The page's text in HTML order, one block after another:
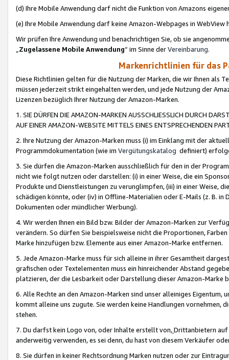
(d) Ihre Mobile Anwendung darf nicht die Funktion von Amazons
(e) Ihre Mobile Anwendung darf keine Amazon-Webpages in WebView
Wir prüfen Ihre Anwendung und benachrichtigen Sie, ob sie
„Zugelassene Mobile Anwendung“ im Sinne derVereinbarung.
Markenrichtlinien für das
Diese Richtlinien gelten für die Nutzung der Marken, die wir Ihnen als
müssen jederzeit strikt eingehalten werden, und jede Nutzung der
Lizenzen bezüglich Ihrer Nutzung der Amazon-Marken.
1. SIE DÜRFEN DIE AMAZON-MARKEN AUSSCHLIESSLICH DURCH
AUF EINER AMAZON-WEBSITE MITTELS EINES ENTSPRECHENDEN
2. Ihre Nutzung der Amazon-Marken muss (i) im Einklang mit der
Programmdokumentation (wie im Vergütungskatalog definiert)
3. Sie dürfen die Amazon-Marken ausschließlich für den in der
nicht wie folgt nutzen oder darstellen: (i) in einer Weise, die ein
Produkte und Dienstleistungen zu verunglimpfen, (iii) in einer Weise,
schädigen könnte, oder (iv) in Offline-Materialien oder E-Mails (z. B. in
Dokumenten oder mündlicher Werbung).
4. Wir werden Ihnen ein Bild bzw. Bilder der Amazon-Marken zur
verändern. So dürfen Sie beispielsweise nicht die Proportionen,
Marke hinzufügen bzw. Elemente aus einer Amazon-Marke entfernen.
5. Jede Amazon-Marke muss für sich alleine in ihrer Gesamtheit
grafischen oder Textelementen muss ein hinreichender Abstand
platzieren, der die Lesbarkeit oder Darstellung dieser Amazon-Marke
6. Alle Rechte an den Amazon-Marken sind unser alleiniges
kommt alleine uns zugute. Sie werden keine Handlungen vornehmen,
stehen.
7. Du darfst kein Logo von, oder Inhalte erstellt von,Drittanbietern auf
anderweitig verwenden, es sei denn, du hast von diesem Verkäufer
8. Sie dürfen in keiner Rechtsordnung Marken nutzen oder zur